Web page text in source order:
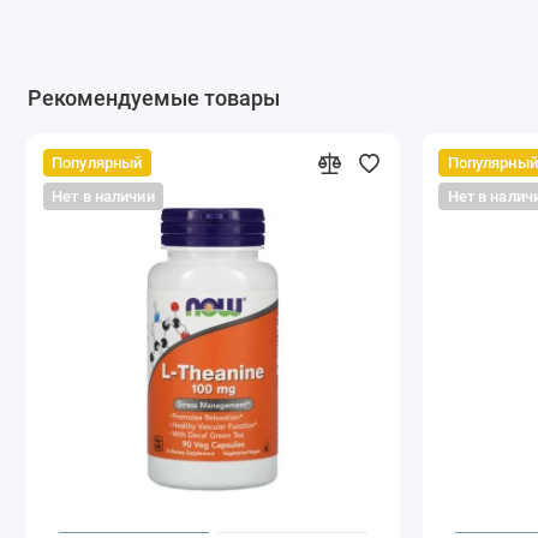
Рекомендуемые товары
Популярный
Нет в наличии
Популярный
Нет в